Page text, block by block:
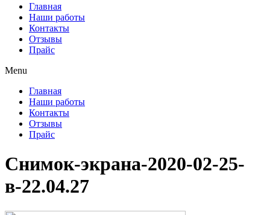
Главная
Наши работы
Контакты
Отзывы
Прайс
Menu
Главная
Наши работы
Контакты
Отзывы
Прайс
Снимок-экрана-2020-02-25-
в-22.04.27